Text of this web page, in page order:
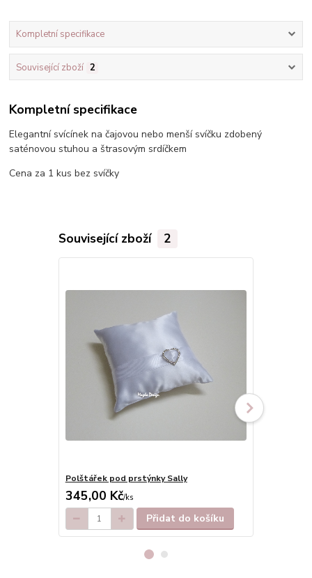
Kompletní specifikace
Související zboží 2
Kompletní specifikace
Elegantní svícínek na čajovou nebo menší svíčku zdobený
saténovou stuhou a štrasovým srdíčkem
Cena za 1 kus bez svíčky
Související zboží 2
Polštářek pod prstýnky Sally
345,00 Kč/ks
Přidat do košíku